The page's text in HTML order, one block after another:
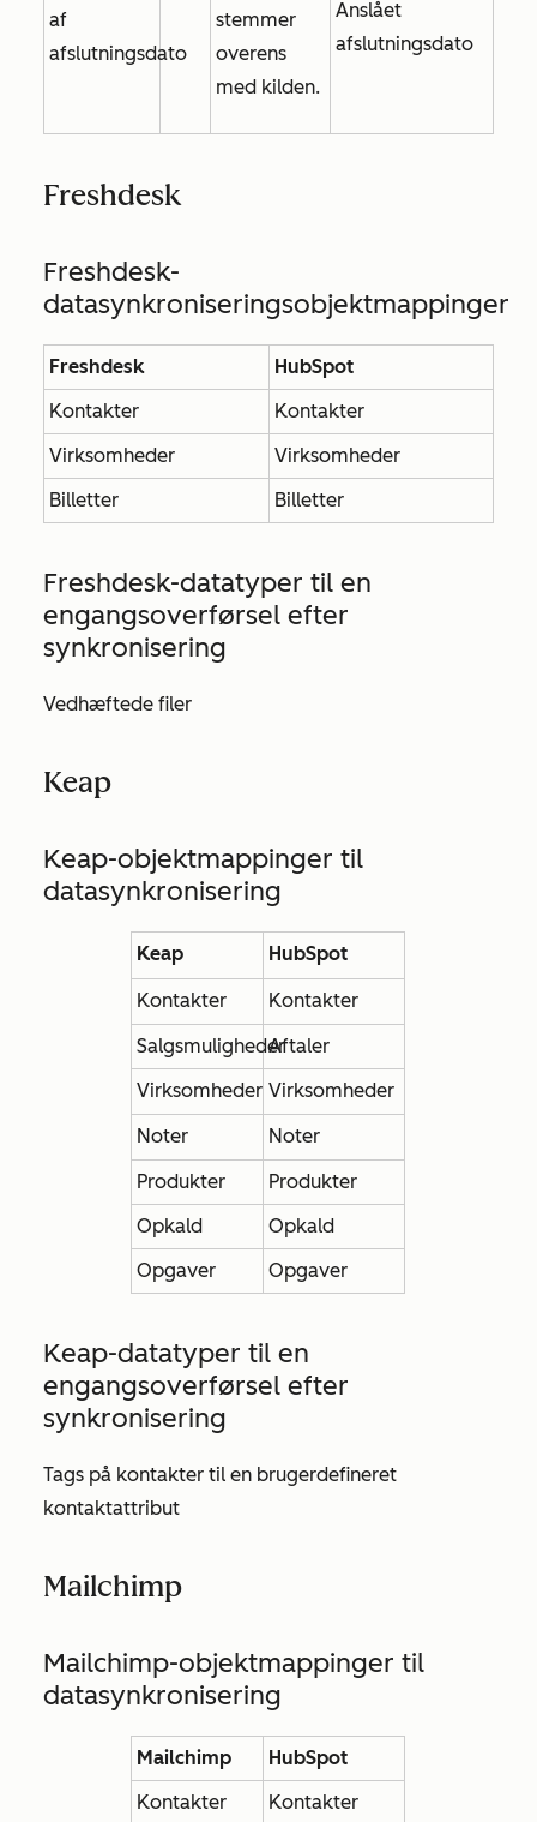
af
afslutningsdato
stemmer
overens
med kilden.
Anslået
afslutningsdato
Freshdesk
Freshdesk-
datasynkroniseringsobjektmappinger
Freshdesk
HubSpot
Kontakter
Kontakter
Virksomheder
Virksomheder
Billetter
Billetter
Freshdesk-datatyper til en
engangsoverførsel efter
synkronisering
Vedhæftede filer
Keap
Keap-objektmappinger til
datasynkronisering
Keap HubSpot
Kontakter
Kontakter
SalgsmulighederAftaler
Virksomheder Virksomheder
Noter
Noter
Produkter
Produkter
Opkald
Opkald
Opgaver
Opgaver
Keap-datatyper til en
engangsoverførsel efter
synkronisering
Tags på kontakter til en brugerdefineret
kontaktattribut
Mailchimp
Mailchimp-objektmappinger til
datasynkronisering
Mailchimp
HubSpot
Kontakter
Kontakter